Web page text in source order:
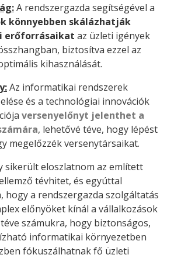
A rendszergazda segítségével a
könnyebben skálázhatják
erőforrásaikat az üzleti igények
biztosítva ezzel az
kihasználását.
Az informatikai rendszerek
és a technológiai innovációk
versenyelőnyt jelenthet a
, lehetővé téve, hogy lépést
megelőzzék versenytársaikat.
sikerült eloszlatnom az említett
tévhitet, és egyúttal
hogy a rendszergazda szolgáltatás
előnyöket kínál a vállalkozások
számukra, hogy biztonságos,
informatikai környezetben
fókuszálhatnak fő üzleti